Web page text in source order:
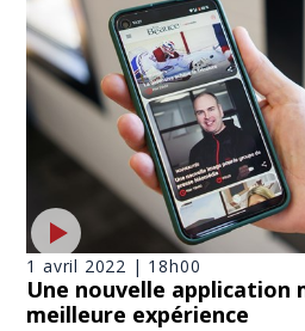
1 avril 2022 | 18h00
Une nouvelle application
meilleure expérience